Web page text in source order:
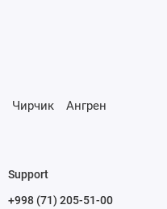
Чирчик
Ангрен
Support
+998 (71) 205-51-00